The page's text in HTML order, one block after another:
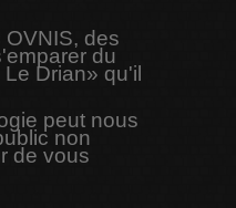
des
du
Drian» qu'il
peut nous
non
de vous